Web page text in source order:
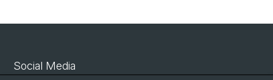
Social Media